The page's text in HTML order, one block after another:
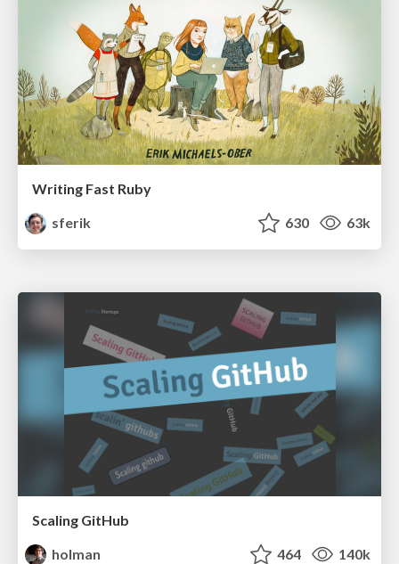
Writing Fast Ruby
sferik
630 63k
Scaling GitHub
holman
464 140k